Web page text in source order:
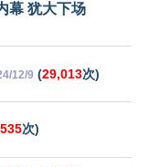
幕 犹大下场
12/9 (29,013次)
次)